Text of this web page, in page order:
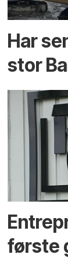
Har
stor
første